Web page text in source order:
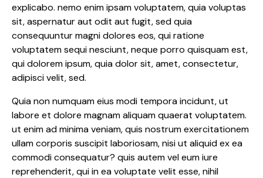
explicabo. nemo enim ipsam voluptatem, quia voluptas
sit, aspernatur aut odit aut fugit, sed quia
consequuntur magni dolores eos, qui ratione
voluptatem sequi nesciunt, neque porro quisquam est,
qui dolorem ipsum, quia dolor sit, amet, consectetur,
adipisci velit, sed.
Quia non numquam eius modi tempora incidunt, ut
labore et dolore magnam aliquam quaerat voluptatem.
ut enim ad minima veniam, quis nostrum exercitationem
ullam corporis suscipit laboriosam, nisi ut aliquid ex ea
commodi consequatur? quis autem vel eum iure
reprehenderit, qui in ea voluptate velit esse, nihil